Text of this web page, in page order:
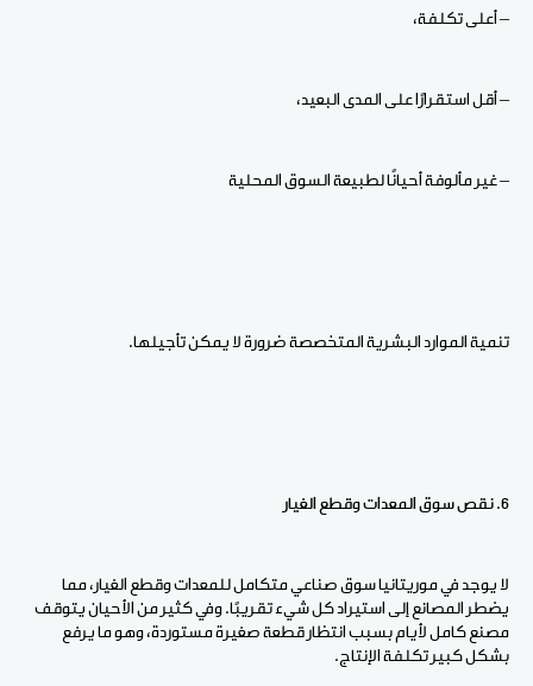
– أعلى تكلفة،
– أقل استقرارًا على المدى البعيد،
– غير مألوفة أحيانًا لطبيعة السوق المحلية
تنمية الموارد البشرية المتخصصة ضرورة لا يمكن تأجيلها.
6. نقص سوق المعدات وقطع الغيار
لا يوجد في موريتانيا سوق صناعي متكامل للمعدات وقطع الغيار، مما
يضطر المصانع إلى استيراد كل شيء تقريبًا. وفي كثير من الأحيان يتوقف
مصنع كامل لأيام بسبب انتظار قطعة صغيرة مستوردة، وهو ما يرفع
بشكل كبير تكلفة الإنتاج.